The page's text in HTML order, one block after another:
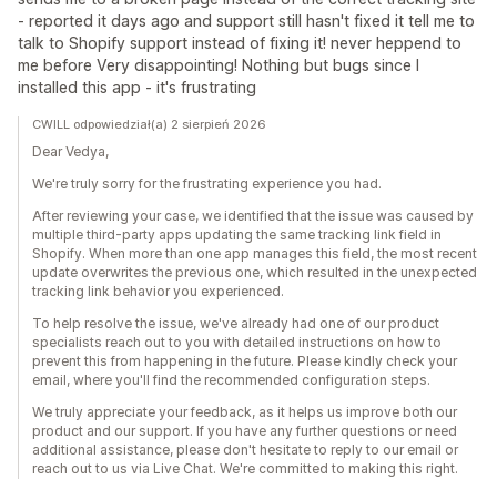
- reported it days ago and support still hasn't fixed it tell me to
talk to Shopify support instead of fixing it! never heppend to
me before Very disappointing! Nothing but bugs since I
installed this app - it's frustrating
CWILL odpowiedział(a) 2 sierpień 2026
Dear Vedya,
We're truly sorry for the frustrating experience you had.
After reviewing your case, we identified that the issue was caused by
multiple third-party apps updating the same tracking link field in
Shopify. When more than one app manages this field, the most recent
update overwrites the previous one, which resulted in the unexpected
tracking link behavior you experienced.
To help resolve the issue, we've already had one of our product
specialists reach out to you with detailed instructions on how to
prevent this from happening in the future. Please kindly check your
email, where you'll find the recommended configuration steps.
We truly appreciate your feedback, as it helps us improve both our
product and our support. If you have any further questions or need
additional assistance, please don't hesitate to reply to our email or
reach out to us via Live Chat. We're committed to making this right.